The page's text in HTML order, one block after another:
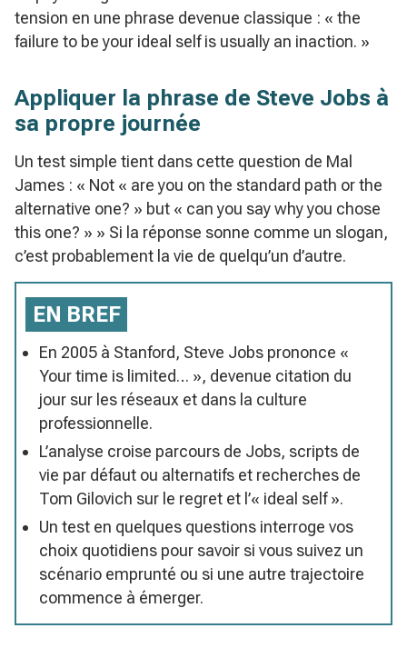
tension en une phrase devenue classique : « the
failure to be your ideal self is usually an inaction. »
Appliquer la phrase de Steve Jobs à
sa propre journée
Un test simple tient dans cette question de Mal
James : « Not « are you on the standard path or the
alternative one? » but « can you say why you chose
this one? » » Si la réponse sonne comme un slogan,
c’est probablement la vie de quelqu’un d’autre.
EN BREF
En 2005 à Stanford, Steve Jobs prononce «
Your time is limited… », devenue citation du
jour sur les réseaux et dans la culture
professionnelle.
L’analyse croise parcours de Jobs, scripts de
vie par défaut ou alternatifs et recherches de
Tom Gilovich sur le regret et l’« ideal self ».
Un test en quelques questions interroge vos
choix quotidiens pour savoir si vous suivez un
scénario emprunté ou si une autre trajectoire
commence à émerger.